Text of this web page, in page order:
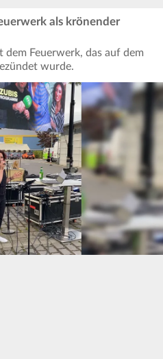
als krönender
Feuerwerk, das auf dem
wurde.